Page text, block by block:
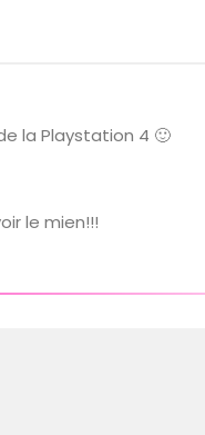
la Playstation 4 🙂
le mien!!!